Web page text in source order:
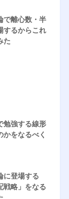
で離心数・半
するからこれ
た
勉強する線形
をなるべく
に登場する
戦略」をなる